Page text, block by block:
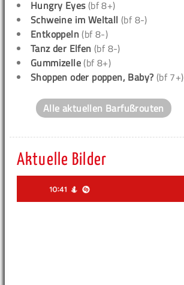
Hungry Eyes(bf 8+)
Schweine im Weltall (bf 8-)
Entkoppeln (bf 8-)
Tanz der Elfen (bf 8-)
Gummizelle (bf 8+)
Shoppen oder poppen, Baby? (bf 7+)
Alle aktuellen Barfußrouten
Aktuelle Bilder